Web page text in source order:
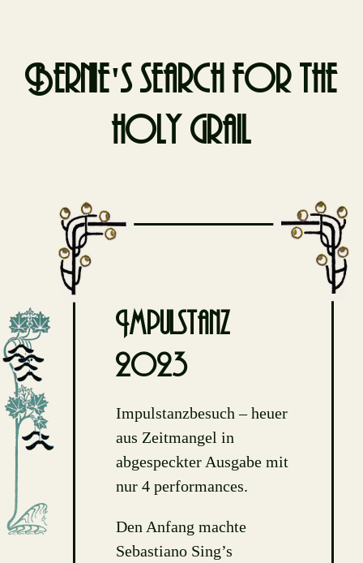
Bernie's search for the
holy grail
Impulstanz
2023
Impulstanzbesuch – heuer
aus Zeitmangel in
abgespeckter Ausgabe mit
nur 4 performances.
Den Anfang machte
Sebastiano Sing’s